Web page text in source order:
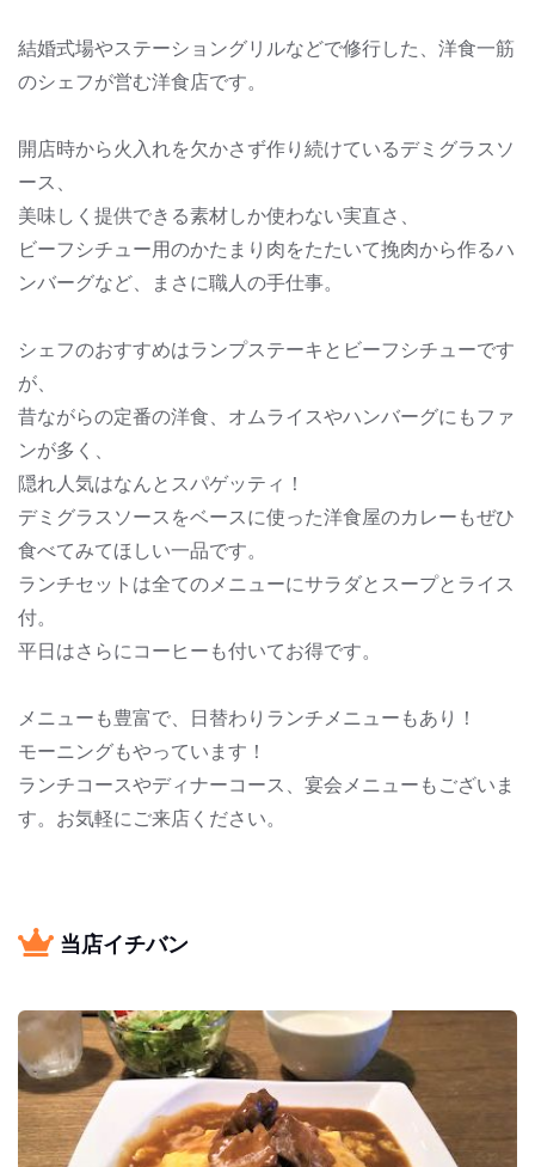
結婚式場やステーショングリルなどで修行した、洋食一筋
のシェフが営む洋食店です。
開店時から火入れを欠かさず作り続けているデミグラスソ
ース、
美味しく提供できる素材しか使わない実直さ、
ビーフシチュー用のかたまり肉をたたいて挽肉から作るハ
ンバーグなど、まさに職人の手仕事。
シェフのおすすめはランプステーキとビーフシチューです
が、
昔ながらの定番の洋食、オムライスやハンバーグにもファ
ンが多く、
隠れ人気はなんとスパゲッティ！
デミグラスソースをベースに使った洋食屋のカレーもぜひ
食べてみてほしい一品です。
ランチセットは全てのメニューにサラダとスープとライス
付。
平日はさらにコーヒーも付いてお得です。
メニューも豊富で、日替わりランチメニューもあり！
モーニングもやっています！
ランチコースやディナーコース、宴会メニューもございま
す。お気軽にご来店ください。
当店イチバン